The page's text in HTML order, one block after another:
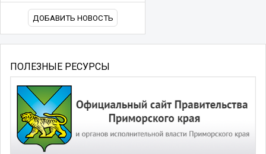
ДОБАВИТЬ НОВОСТЬ
ПОЛЕЗНЫЕ РЕСУРСЫ